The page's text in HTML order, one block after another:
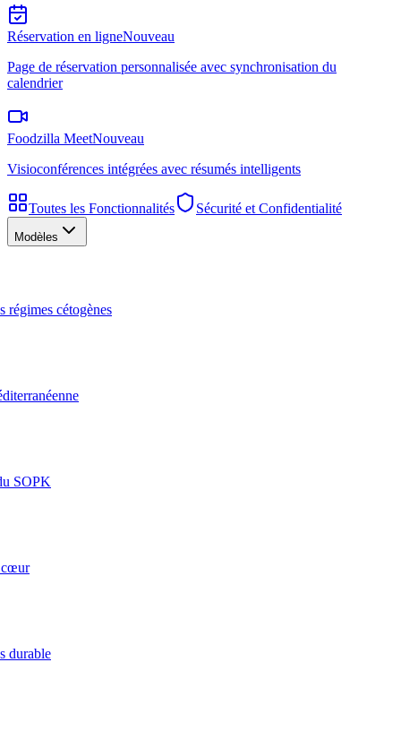
Réservation en ligneNouveau
Page de réservation personnalisée avec synchronisation du
calendrier
Foodzilla MeetNouveau
Visioconférences intégrées avec résumés intelligents
Toutes les Fonctionnalités Sécurité et Confidentialité
Modèles
régimes cétogènes
SOPK
cœur
durable